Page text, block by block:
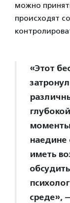
можно
происходят
«Этот
моменты
иметь
среде»,